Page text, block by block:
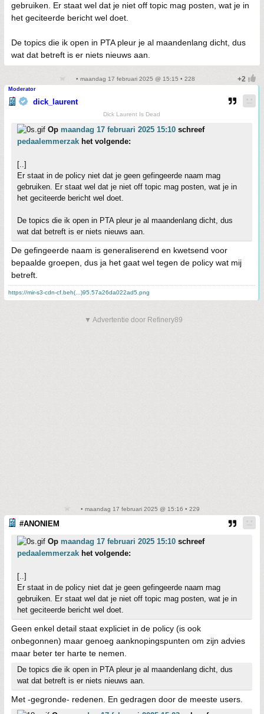
gebruiken. Er staat wel dat je niet off topic mag posten, wat je in
het geciteerde bericht wel doet.
De topics die ik open in PTA pleur je al maandenlang dicht, dus
wat dat betreft is er niets nieuws aan.
• maandag 17 februari 2025 @ 15:15 • 228
Moderator
dick_laurent
Dick Laurent Is Dead
Op maandag 17 februari 2025 15:10 schreef
pedaalemmerzak het volgende:
[..]
Er staat in de policy niet dat je geen gefingeerde naam mag
gebruiken. Er staat wel dat je niet off topic mag posten, wat je in
het geciteerde bericht wel doet.
De topics die ik open in PTA pleur je al maandenlang dicht, dus
wat dat betreft is er niets nieuws aan.
De gefingeerde naam is generaliserend en kwetsend voor
bepaalde groepen, dus ja het gaat wel tegen de policy wat mij
betreft.
https://mir-s3-cdn-cf.beh(...)95.57a26da022ad5.png
▼ Advertentie door Refinery89
• maandag 17 februari 2025 @ 15:16 • 229
#ANONIEM
Op maandag 17 februari 2025 15:10 schreef
pedaalemmerzak het volgende:
[..]
Er staat in de policy niet dat je geen gefingeerde naam mag
gebruiken. Er staat wel dat je niet off topic mag posten, wat je in
het geciteerde bericht wel doet.
Geen enkel detail staat expliciet in de policy (is ook
onbegonnen) maar genoeg aanknopingspunten om zijn advies
maar beter ter harte te nemen.
De topics die ik open in PTA pleur je al maandenlang dicht, dus
wat dat betreft is er niets nieuws aan.
Met -gegronde- redenen. En gedragen door de meeste users.